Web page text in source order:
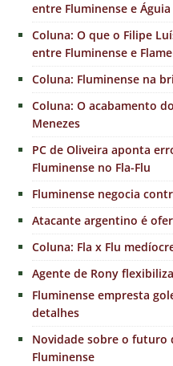
entre Fluminense e
Coluna: O que o Filipe
entre Fluminense e
Coluna: Fluminense na
Coluna: O acabamento
Menezes
PC de Oliveira aponta
Fluminense no Fla-Flu
Fluminense negocia
Atacante argentino é
Coluna: Fla x Flu
Agente de Rony
Fluminense empresta
detalhes
Novidade sobre o futuro
Fluminense